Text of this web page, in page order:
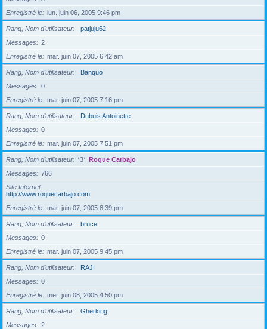
Enregistré le
lun. juin 06, 2005 9:46 pm
Rang, Nom d’utilisateur
patjuju62
Messages
2
Enregistré le
mar. juin 07, 2005 6:42 am
Rang, Nom d’utilisateur
Banquo
Messages
0
Enregistré le
mar. juin 07, 2005 7:16 pm
Rang, Nom d’utilisateur
Dubuis Antoinette
Messages
0
Enregistré le
mar. juin 07, 2005 7:51 pm
Rang, Nom d’utilisateur *3* Roque Carbajo
Messages
766
Site Internet
http://www.roquecarbajo.com
Enregistré le
mar. juin 07, 2005 8:39 pm
Rang, Nom d’utilisateur
bruce
Messages
0
Enregistré le
mar. juin 07, 2005 9:45 pm
Rang, Nom d’utilisateur
RAJI
Messages
0
Enregistré le
mer. juin 08, 2005 4:50 pm
Rang, Nom d’utilisateur
Gherking
Messages
2